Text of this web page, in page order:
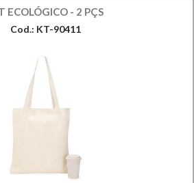
ECOLÓGICO - 2 PÇS
Cod.: KT-90411